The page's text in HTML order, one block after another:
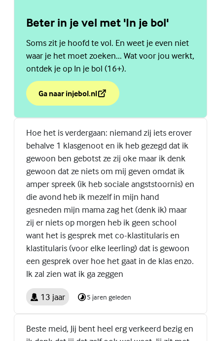
Beter in je vel met 'In je bol'
Soms zit je hoofd te vol. En weet je even niet
waar je het moet zoeken... Wat voor jou werkt,
ontdek je op In je bol (16+).
Ga naar injebol.nl
over Beter in je vel met 'In je bol'
(Externe link)
Hoe het is verdergaan: niemand zij iets erover
behalve 1 klasgenoot en ik heb gezegd dat ik
gewoon ben gebotst ze zij oke maar ik denk
gewoon dat ze niets om mij geven omdat ik
amper spreek (ik heb sociale angststoornis) en
die avond heb ik mezelf in mijn hand
gesneden mijn mama zag het (denk ik) maar
zij er niets op morgen heb ik geen school
want het is gesprek met co-klastitularis en
klastitularis (voor elke leerling) dat is gewoon
een gesprek over hoe het gaat in de klas enzo.
Ik zal zien wat ik ga zeggen
13 jaar 5 jaren geleden
Beste meid, Jij bent heel erg verkeerd bezig en